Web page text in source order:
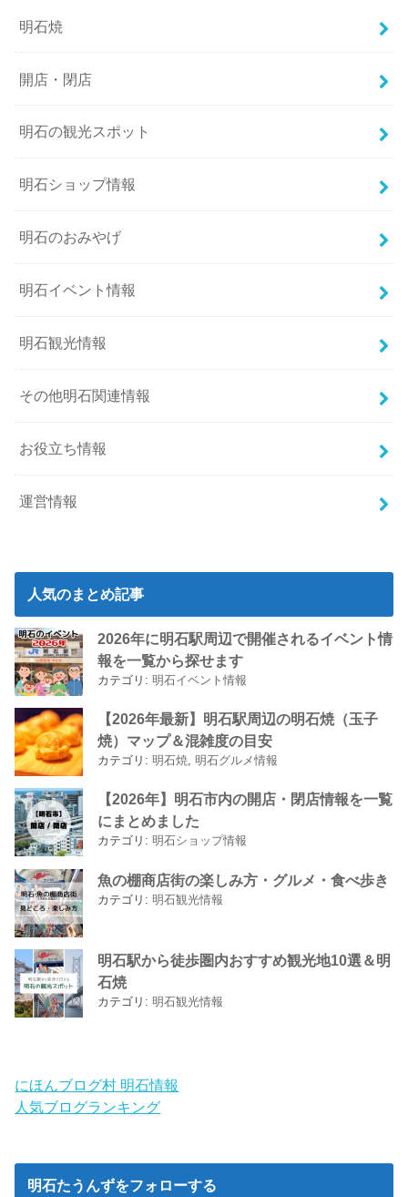
明石焼
開店・閉店
明石の観光スポット
明石ショップ情報
明石のおみやげ
明石イベント情報
明石観光情報
その他明石関連情報
お役立ち情報
運営情報
人気のまとめ記事
2026年に明石駅周辺で開催されるイベント情
報を一覧から探せます
カテゴリ:明石イベント情報
【2026年最新】明石駅周辺の明石焼（玉子
焼）マップ＆混雑度の目安
カテゴリ:明石焼,明石グルメ情報
【2026年】明石市内の開店・閉店情報を一覧
にまとめました
カテゴリ:明石ショップ情報
魚の棚商店街の楽しみ方・グルメ・食べ歩き
カテゴリ:明石観光情報
明石駅から徒歩圏内おすすめ観光地10選＆明
石焼
カテゴリ:明石観光情報
にほんブログ村 明石情報
人気ブログランキング
明石たうんずをフォローする